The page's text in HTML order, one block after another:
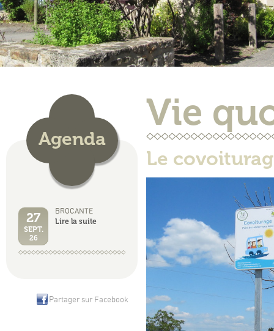
Agenda
27
SEPT.
26
BROCANTE
Lire la suite
Partager sur Facebook
Vie
Le